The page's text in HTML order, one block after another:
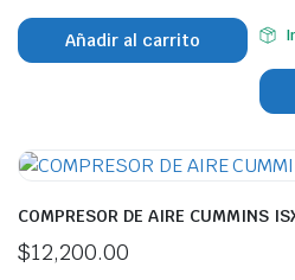
Añadir al carrito
COMPRESOR DE AIRE CUMMINS
$12,200.00